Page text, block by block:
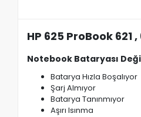
HP 625 ProBook
Notebook Bataryası
Batarya Hızla Boşalıyor
Şarj Almıyor
Batarya Tanınmıyor
Aşırı Isınma